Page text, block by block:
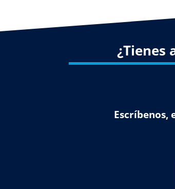
¿Tienes
Escríbenos,